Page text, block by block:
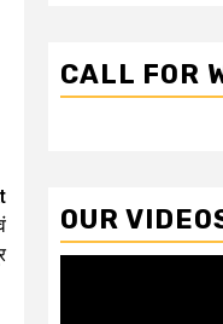
CALL FOR
OUR